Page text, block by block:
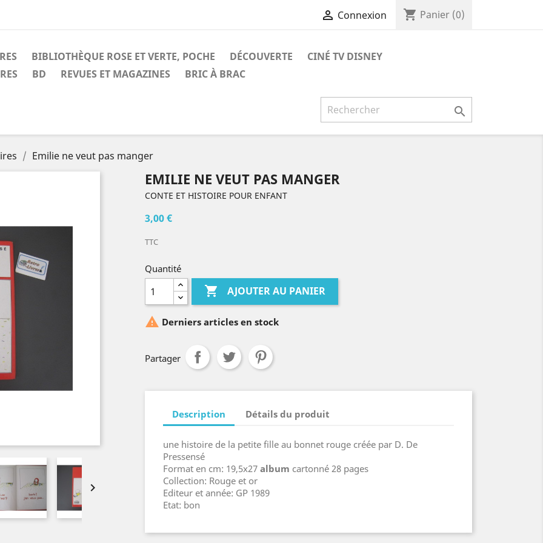
 Connexion shopping_cart Panier (0)
BIBLIOTHÈQUE ROSE ET VERTE, POCHE DÉCOUVERTE
CINÉ TV DISNEY
BD REVUES ET MAGAZINES BRIC À BRAC

Emilie ne veut pas manger

EMILIE NE VEUT PAS MANGER
CONTE ET HISTOIRE POUR ENFANT
3,00 €
TTC
Quantité
 AJOUTER AU PANIER
 Derniers articles en stock
Partager
Description Détails du produit
une histoire de la petite fille au bonnet rouge créée par D. De
Pressensé
Format en cm: 19,5x27 album cartonné 28 pages
Collection: Rouge et or
Editeur et année: GP 1989
Etat: bon